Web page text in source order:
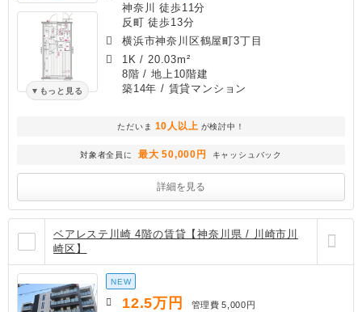
もっと見る
神奈川 徒歩11分
反町 徒歩13分
横浜市神奈川区鶴屋町3丁目
1K / 20.03m²
8階 / 地上10階建
築14年 / 賃貸マンション
ただいま 10人以上 が検討中！
対象者全員に 最大 50,000円 キャッシュバック
詳細を見る
ベアレステ川崎 4階の賃貸【神奈川県 / 川崎市川
崎区】
NEW
12.5万円 管理費 5,000円